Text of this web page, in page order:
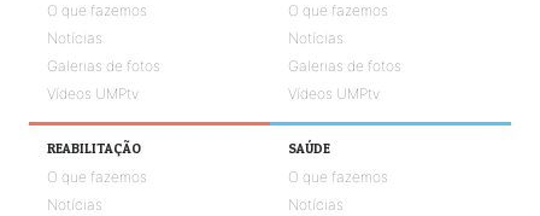
O que fazemos
Notícias
Galerias de fotos
Vídeos UMPtv
O que fazemos
Notícias
Galerias de fotos
Vídeos UMPtv
REABILITAÇÃO
O que fazemos
Notícias
SAÚDE
O que fazemos
Notícias